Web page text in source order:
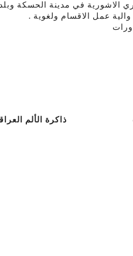
الاشورية في مدينة الحسكة
عمل الاقسام ولغوية .
ذاكرة الألم